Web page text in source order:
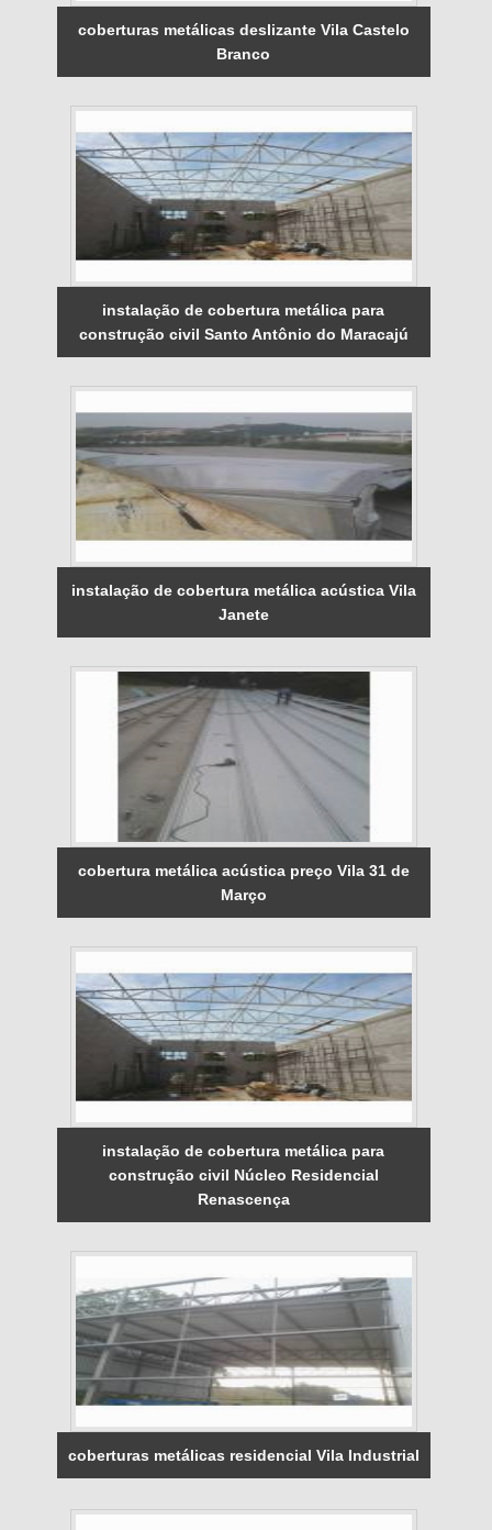
coberturas metálicas deslizante Vila Castelo
Branco
instalação de cobertura metálica para
construção civil Santo Antônio do Maracajú
instalação de cobertura metálica acústica Vila
Janete
cobertura metálica acústica preço Vila 31 de
Março
instalação de cobertura metálica para
construção civil Núcleo Residencial
Renascença
coberturas metálicas residencial Vila Industrial